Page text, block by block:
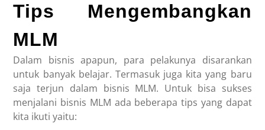
Tips Mengembangkan
MLM
Dalam bisnis apapun, para pelakunya disarankan
untuk banyak belajar. Termasuk juga kita yang baru
saja terjun dalam bisnis MLM. Untuk bisa sukses
menjalani bisnis MLM ada beberapa tips yang dapat
kita ikuti yaitu: